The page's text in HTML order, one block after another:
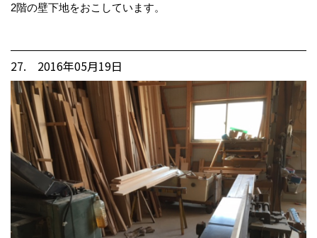
2階の壁下地をおこしています。
27. 2016年05月19日